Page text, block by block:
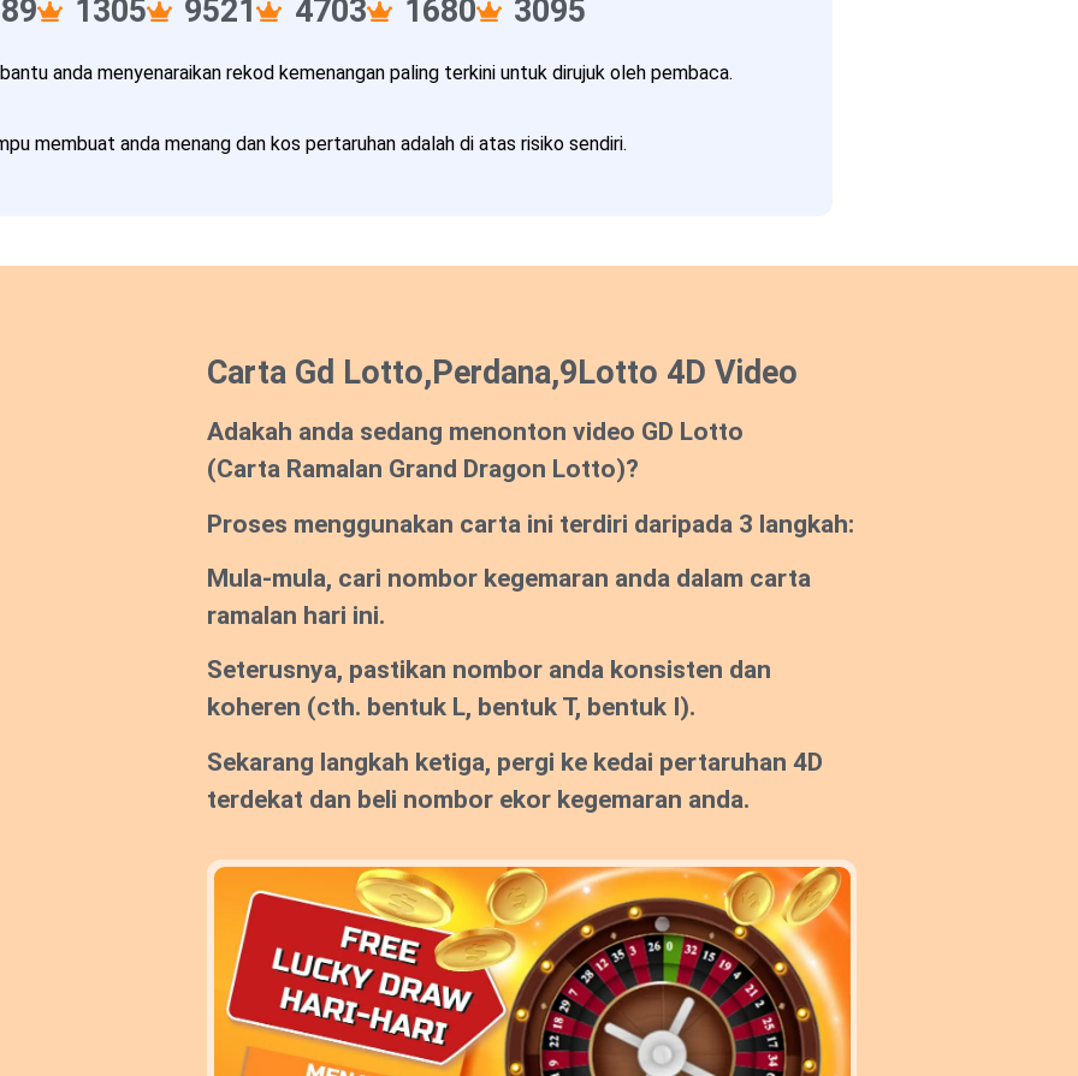
1305 9521 4703 1680 3095
anda menyenaraikan rekod kemenangan paling terkini untuk dirujuk oleh pembaca.
membuat anda menang dan kos pertaruhan adalah di atas risiko sendiri.
Carta Gd Lotto,Perdana,9Lotto 4D Video
Adakah anda sedang menonton video GD Lotto
(Carta Ramalan Grand Dragon Lotto)?
Proses menggunakan carta ini terdiri daripada 3 langkah:
Mula-mula, cari nombor kegemaran anda dalam carta
ramalan hari ini.
Seterusnya, pastikan nombor anda konsisten dan
koheren (cth. bentuk L, bentuk T, bentuk I).
Sekarang langkah ketiga, pergi ke kedai pertaruhan 4D
terdekat dan beli nombor ekor kegemaran anda.